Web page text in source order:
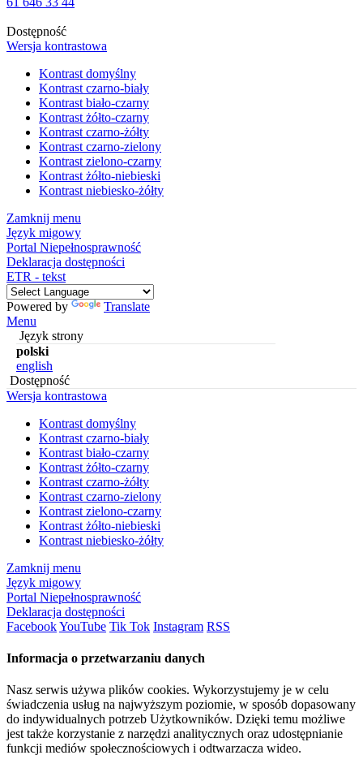
Dostępność
Wersja kontrastowa
Kontrast domyślny
Kontrast czarno-biały
Kontrast biało-czarny
Kontrast żółto-czarny
Kontrast czarno-żółty
Kontrast czarno-zielony
Kontrast zielono-czarny
Kontrast żółto-niebieski
Kontrast niebiesko-żółty
Zamknij menu
Język migowy
Portal Niepełnosprawność
Deklaracja dostępności
ETR - tekst
Powered by
Translate
Menu
Język strony
polski
english
Dostępność
Wersja kontrastowa
Kontrast domyślny
Kontrast czarno-biały
Kontrast biało-czarny
Kontrast żółto-czarny
Kontrast czarno-żółty
Kontrast czarno-zielony
Kontrast zielono-czarny
Kontrast żółto-niebieski
Kontrast niebiesko-żółty
Zamknij menu
Język migowy
Portal Niepełnosprawność
Deklaracja dostępności
FacebookYouTube Tik Tok Instagram RSS
Informacja o przetwarzaniu danych
Nasz serwis używa plików cookies. Wykorzystujemy je w celu
świadczenia usług na najwyższym poziomie, w sposób dopasowany
do indywidualnych potrzeb Użytkowników. Dzięki temu możliwe
jest także korzystanie z narzędzi analitycznych oraz udostępnianie
funkcji mediów społecznościowych i odtwarzacza wideo.